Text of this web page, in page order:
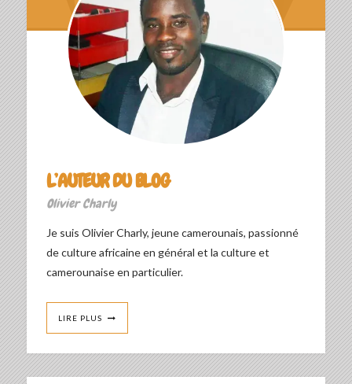
L’AUTEUR DU BLOG
Olivier Charly
Je suis Olivier Charly, jeune camerounais, passionné
de culture africaine en général et la culture et
camerounaise en particulier.
LIRE PLUS